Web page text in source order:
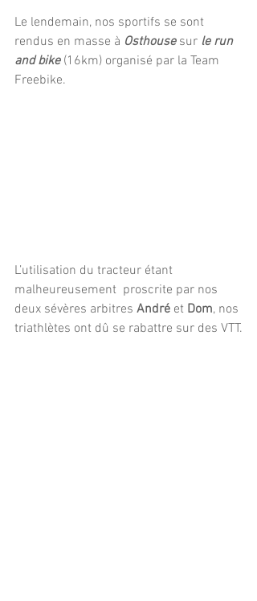
Le lendemain, nos sportifs se sont
rendus en masse à Osthouse sur le run
and bike (16km) organisé par la Team
Freebike.
L’utilisation du tracteur étant
malheureusement  proscrite par nos
deux sévères arbitres André et Dom, nos
triathlètes ont dû se rabattre sur des VTT.